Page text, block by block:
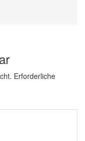
Erforderliche